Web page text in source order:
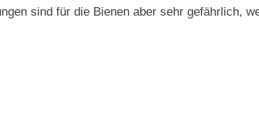
sind für die Bienen aber sehr gefährlich,